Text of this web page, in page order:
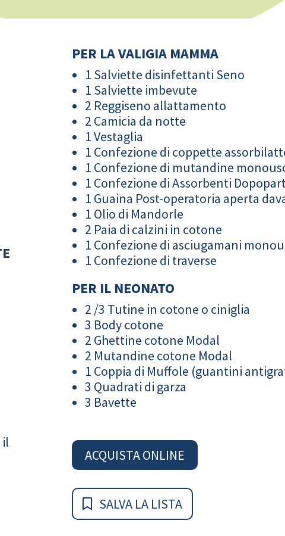
PER LA VALIGIA MAMMA
1 Salviette disinfettanti Seno
1 Salviette imbevute
2 Reggiseno allattamento
2 Camicia da notte
1 Vestaglia
1 Confezione di coppette
1 Confezione di mutandine
1 Confezione di Assorbenti
1 Guaina Post-operatoria aperta
1 Olio di Mandorle
2 Paia di calzini in cotone
1 Confezione di asciugamani
1 Confezione di traverse
PER IL NEONATO
2 /3 Tutine in cotone o ciniglia
3 Body cotone
2 Ghettine cotone Modal
2 Mutandine cotone Modal
1 Coppia di Muffole (guantini
3 Quadrati di garza
3 Bavette
ACQUISTA ONLINE
SALVA LA LISTA